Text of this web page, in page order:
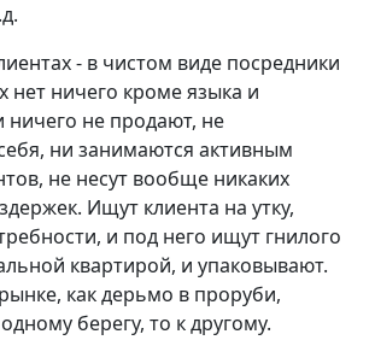
- в чистом виде посредники
нет ничего кроме языка и
не продают, не
ни занимаются активным
не несут вообще никаких
Ищут клиента на утку,
и под него ищут гнилого
квартирой, и упаковывают.
как дерьмо в проруби,
берегу, то к другому.